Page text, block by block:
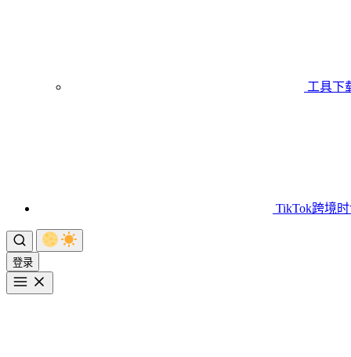
工具下
TikTok跨境
登录